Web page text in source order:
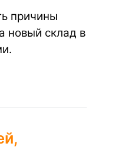
причины
новый склад в